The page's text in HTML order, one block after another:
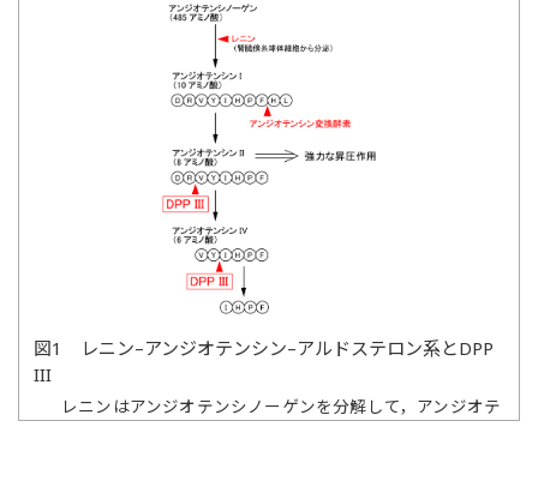
図1 レニン–アンジオテンシン–アルドステロン系とDPP
III
レニンはアンジオテンシノーゲンを分解して，アンジオテ